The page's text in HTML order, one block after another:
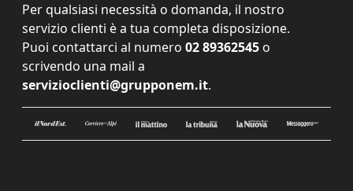
Per qualsiasi necessità o domanda, il nostro
servizio clienti è a tua completa disposizione.
Puoi contattarci al numero 02 89362545 o
scrivendo una mail a
servizioclienti@grupponem.it.